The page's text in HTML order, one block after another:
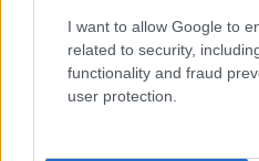
I want to allow Google to
related to security,
functionality and fraud
user protection.